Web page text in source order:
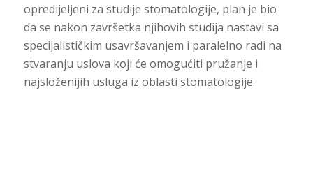
opredijeljeni za studije stomatologije, plan je bio
da se nakon završetka njihovih studija nastavi sa
specijalističkim usavršavanjem i paralelno radi na
stvaranju uslova koji će omogućiti pružanje i
najsloženijih usluga iz oblasti stomatologije.